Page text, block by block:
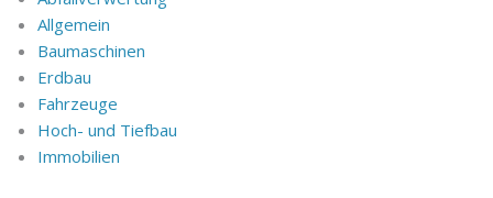
Allgemein
Baumaschinen
Erdbau
Fahrzeuge
Hoch- und Tiefbau
Immobilien